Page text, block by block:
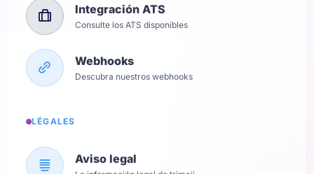
Integración ATS
Consulte los ATS disponibles
Webhooks
Descubra nuestros webhooks
LÉGALES
Aviso legal